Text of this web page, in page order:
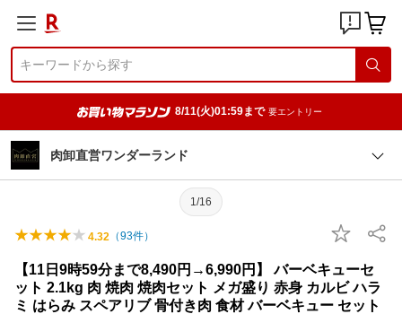
8/11(火)01:59まで 要エントリー
肉卸直営ワンダーランド
1/16
4.32 （93件）
【11日9時59分まで8,490円→6,990円】 バーベキューセ
ット 2.1kg 肉 焼肉 焼肉セット メガ盛り 赤身 カルビ ハラ
ミ はらみ スペアリブ 骨付き肉 食材 バーベキュー セット